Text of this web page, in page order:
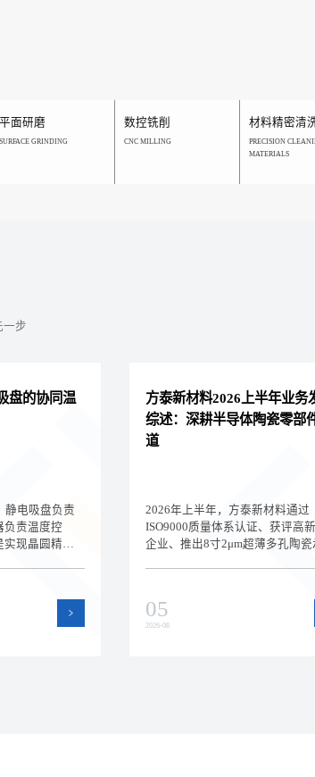
平面研磨
SURFACE GRINDING
数控铣削
CNC MILLING
材料精密清
PRECISION
MATERIALS
一步
盘的协同温
静电吸盘负责
负责温度控
实现晶圆精密
方泰新材料2026上半年业务
综述：深耕半导体陶瓷零部
道
2026年上半年，方泰新材料通过
ISO9000质量体系认证、获评高
企业、推出8寸2μm超薄多孔陶瓷
05
2026-08